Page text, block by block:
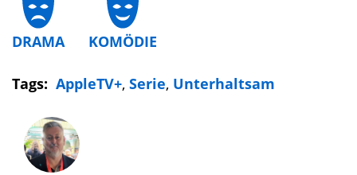
DRAMA KOMÖDIE
Tags: AppleTV+, Serie, Unterhaltsam